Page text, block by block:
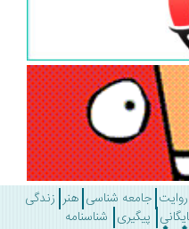
جامعه شناسی هنر زندگی
پیگیری شناسنامه